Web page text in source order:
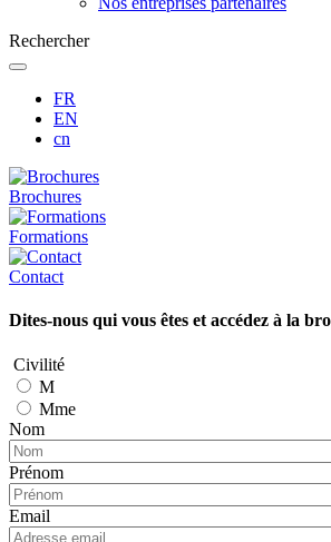
Rechercher
FR
EN
cn
Brochures
Formations
Contact
Dites-nous qui vous êtes et accédez à la
Civilité
M
Mme
Nom
Prénom
Email